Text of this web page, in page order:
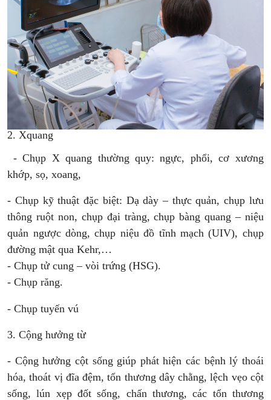
2. Xquang
- Chụp X quang thường quy: ngực, phổi, cơ xương
khớp, sọ, xoang,
- Chụp kỹ thuật đặc biệt: Dạ dày – thực quản, chụp lưu
thông ruột non, chụp đại tràng, chụp bàng quang – niệu
quản ngược dòng, chụp niệu đồ tĩnh mạch (UIV), chụp
đường mật qua Kehr,…
- Chụp tử cung – vòi trứng (HSG).
- Chụp răng.
- Chụp tuyến vú
3. Cộng hưởng từ
- Cộng hưởng cột sống giúp phát hiện các bệnh lý thoái
hóa, thoát vị đĩa đệm, tổn thương dây chằng, lệch vẹo cột
sống, lún xẹp đốt sống, chấn thương, các tổn thương